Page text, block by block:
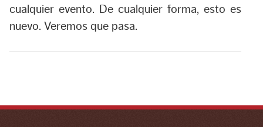
cualquier evento. De cualquier forma, esto es
nuevo. Veremos que pasa.